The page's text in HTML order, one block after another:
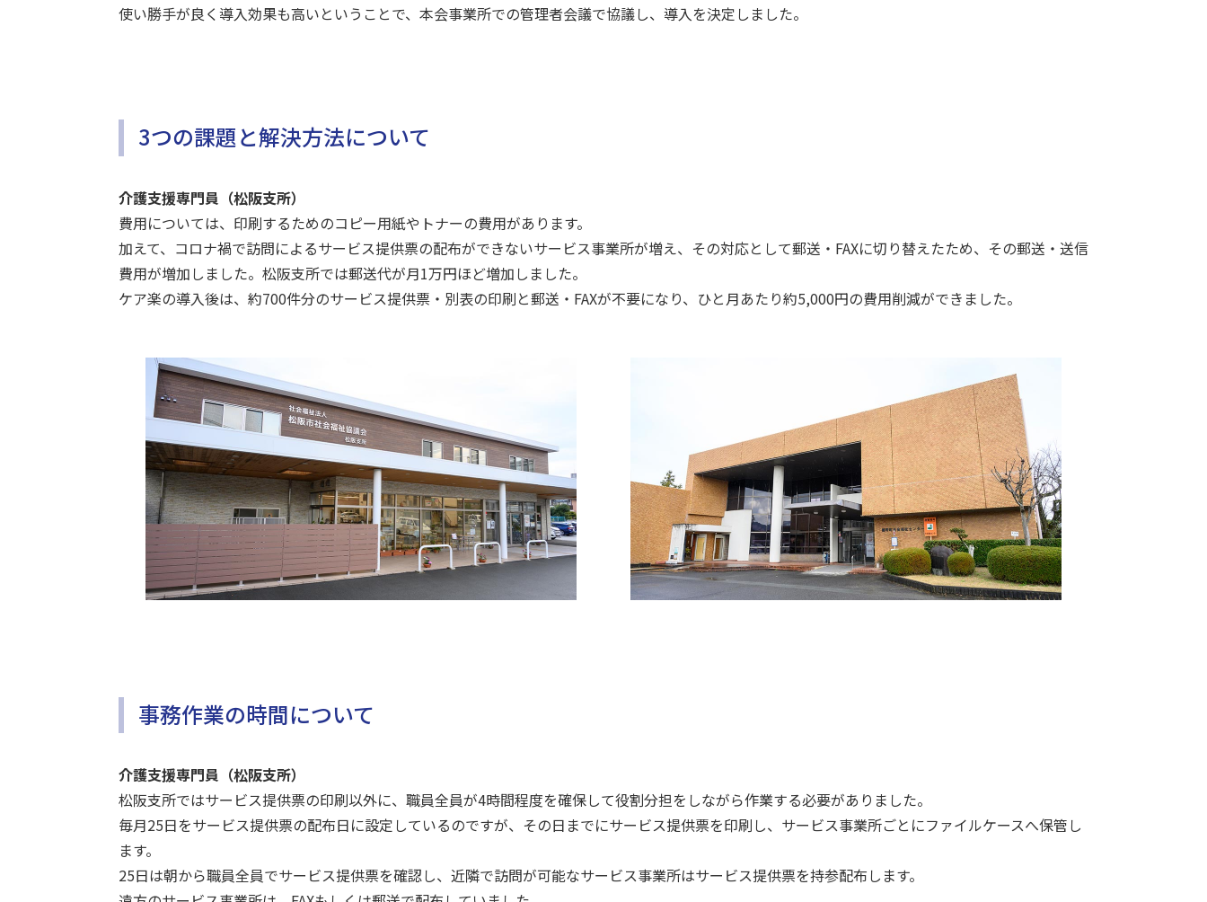
使い勝手が良く導入効果も高いということで、本会事業所での管理者会議で協議し、導入を決定しました。
3つの課題と解決方法について
介護支援専門員（松阪支所）
費用については、印刷するためのコピー用紙やトナーの費用があります。
加えて、コロナ禍で訪問によるサービス提供票の配布ができないサービス事業所が増え、その対応として郵送・FAXに切り替えたため、その郵送・送信
費用が増加しました。松阪支所では郵送代が月1万円ほど増加しました。
ケア楽の導入後は、約700件分のサービス提供票・別表の印刷と郵送・FAXが不要になり、ひと月あたり約5,000円の費用削減ができました。
事務作業の時間について
介護支援専門員（松阪支所）
松阪支所ではサービス提供票の印刷以外に、職員全員が4時間程度を確保して役割分担をしながら作業する必要がありました。
毎月25日をサービス提供票の配布日に設定しているのですが、その日までにサービス提供票を印刷し、サービス事業所ごとにファイルケースへ保管し
ます。
25日は朝から職員全員でサービス提供票を確認し、近隣で訪問が可能なサービス事業所はサービス提供票を持参配布します。